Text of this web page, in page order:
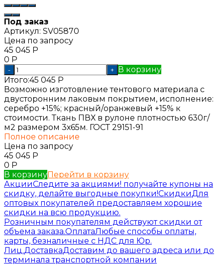
Под заказ
Артикул: SV05870
Цена по запросу
45 045 Р
0 Р
- + В корзину
Итого:45 045 Р
Возможно изготовление тентового материала с
двусторонним лаковым покрытием, исполнение:
серебро +15%; красный/оранжевый +15% к
стоимости. Ткань ПВХ в рулоне плотностью 630г/
м2 размером 3х65м. ГОСТ 29151-91
Полное описание
Цена по запросу
45 045 Р
0 Р
В корзинуПерейти в корзину
АкцииСледите за акциями! получайте купоны на
скидку, делайте выгодные покупки!СкидкиДля
оптовых покупателей предоставляем хорошие
скидки на всю продукцию.
Розничным покупателям действуют скидки от
объема заказа.ОплатаЛюбые способы оплаты,
карты, безналичные с НДС для Юр.
Лиц.ДоставкаДоставим до вашего адреса или до
терминала транспортной компании